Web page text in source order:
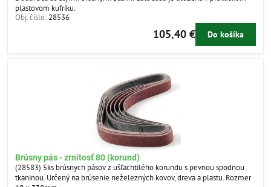
plastovom kufríku.
Obj. číslo: 28536
105,40 € Do košíka
Brúsny pás - zrnitosť 80 (korund)
(28583) 5ks brúsnych pásov z ušľachtilého korundu s pevnou spodnou
tkaninou. Určený na brúsenie neželezných kovov, dreva a plastu. Rozmer